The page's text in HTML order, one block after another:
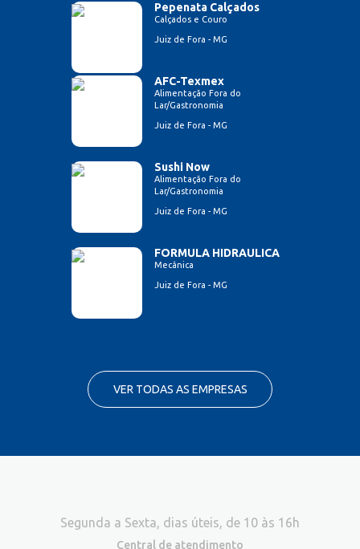
Pepenata Calçados
Calçados e Couro
Juiz de Fora - MG
AFC-Texmex
Alimentação Fora do
Lar/Gastronomia
Juiz de Fora - MG
Sushi Now
Alimentação Fora do
Lar/Gastronomia
Juiz de Fora - MG
FORMULA HIDRAULICA
Mecânica
Juiz de Fora - MG
VER TODAS AS EMPRESAS
Segunda a Sexta, dias úteis, de 10 às 16h
Central de atendimento